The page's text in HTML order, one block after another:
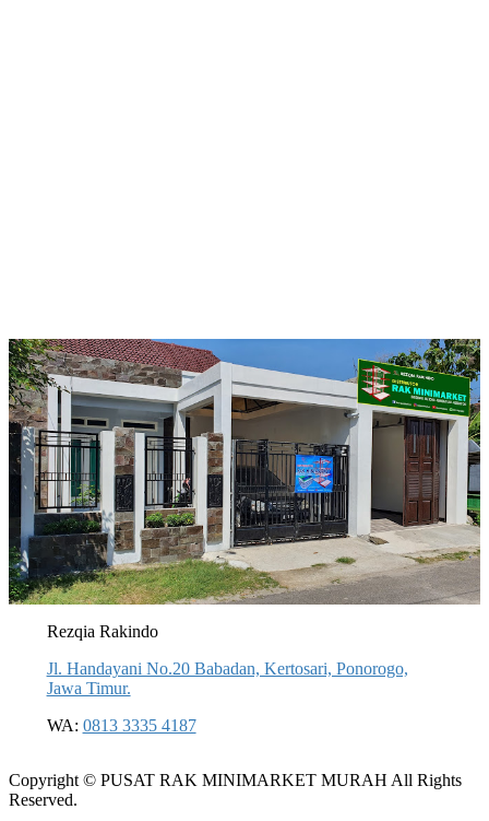
Rezqia Rakindo
Jl. Handayani No.20 Babadan, Kertosari, Ponorogo,
Jawa Timur.
WA: 0813 3335 4187
Copyright © PUSAT RAK MINIMARKET MURAH All Rights
Reserved.